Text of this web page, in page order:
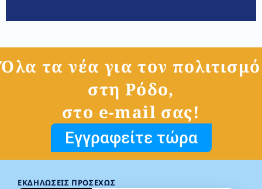
Όλα τα νέα για τον πολιτισμό
στη Ρόδο,
στο e-mail σας!
Εγγραφείτε τώρα
ΕΚΔΗΛΏΣΕΙΣ ΠΡΟΣΕΧΏΣ